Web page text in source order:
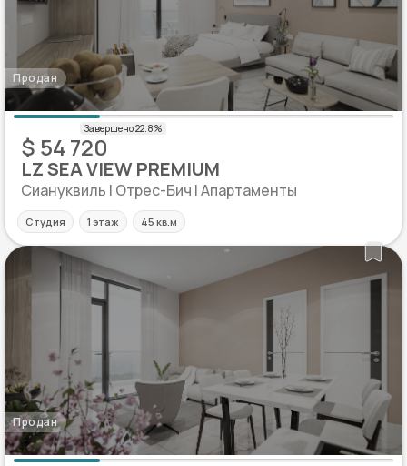
Продан
$ 54 720
LZ SEA VIEW PREMIUM
Сиануквиль | Отрес-Бич | Апартаменты
Студия 1 этаж 45 кв.м
Продан